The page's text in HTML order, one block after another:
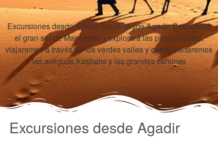
Excursiones desde Agadir, Tours desde Agadir, Descubrirá
el gran sur de Marruecos y explorará las pistas ocultas,
viajaremos a través de los verdes valles y oasis, visitaremos
las antiguas Kasbahs y los grandes cañones
Excursiones desde Agadir